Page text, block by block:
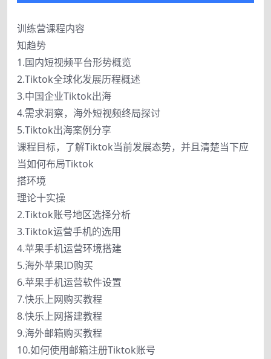
训练营课程内容
知趋势
1.国内短视频平台形势概览
2.Tiktok全球化发展历程概述
3.中国企业Tiktok出海
4.需求洞察，海外短视频终局探讨
5.Tiktok出海案例分享
课程目标，了解Tiktok当前发展态势，并且清楚当下应
当如何布局Tiktok
搭环境
理论十实操
2.Tiktok账号地区选择分析
3.Tiktok运营手机的选用
4.苹果手机运营环境搭建
5.海外苹果ID购买
6.苹果手机运营软件设置
7.快乐上网购买教程
8.快乐上网搭建教程
9.海外邮箱购买教程
10.如何使用邮箱注册Tiktok账号